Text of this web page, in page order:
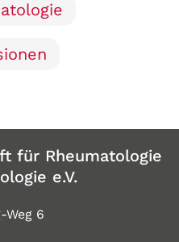
für Rheumatologie
e.V.
Weg 6